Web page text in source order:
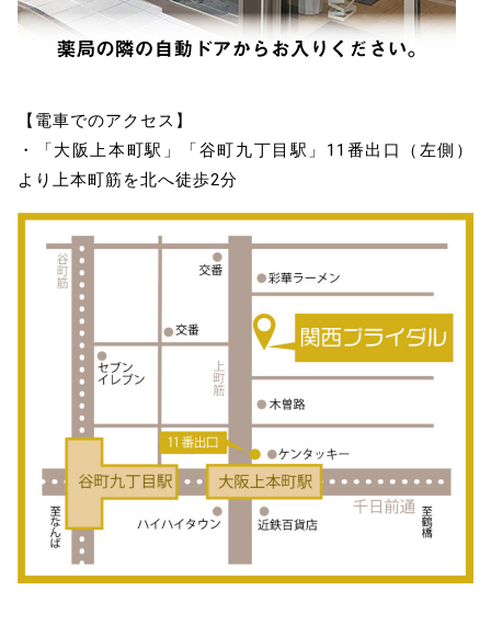
【電車でのアクセス】
・「大阪上本町駅」「谷町九丁目駅」11番出口（左側）
より上本町筋を北へ徒歩2分